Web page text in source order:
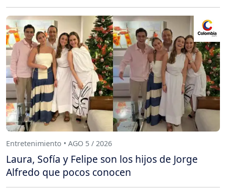
Entretenimiento • AGO 5 / 2026
Laura, Sofía y Felipe son los hijos de Jorge
Alfredo que pocos conocen